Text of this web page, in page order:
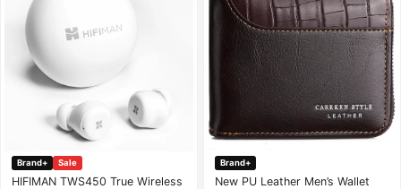
Brand+ Sale
HIFIMAN TWS450 True Wireless
Brand+
New PU Leather Men’s Wallet